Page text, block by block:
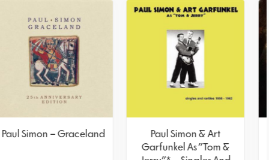
Paul Simon & Art
Garfunkel As "Tom &
Paul Simon – Graceland